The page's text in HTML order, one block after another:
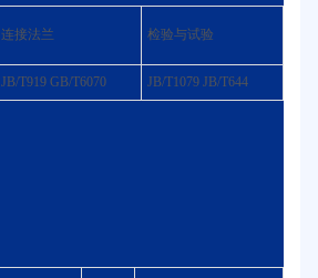
连接法兰 检验与试验
JB/T919 GB/T6070 JB/T1079 JB/T644